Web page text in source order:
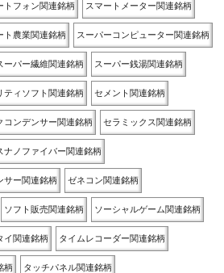
トフォン関連銘柄 スマートメーター関連銘柄
ト農業関連銘柄 スーパーコンピューター関連銘柄
ーパー繊維関連銘柄 スーパー銭湯関連銘柄
ティソフト関連銘柄 セメント関連銘柄
コンデンサー関連銘柄 セラミックス関連銘柄
ナノファイバー関連銘柄
サー関連銘柄 ゼネコン関連銘柄
ソフト販売関連銘柄 ソーシャルゲーム関連銘柄
イ関連銘柄 タイムレコーダー関連銘柄
柄 タッチパネル関連銘柄